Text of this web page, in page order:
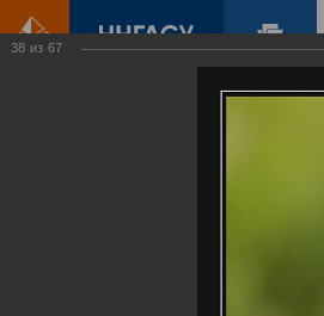
Фотогалерея
38 из 67